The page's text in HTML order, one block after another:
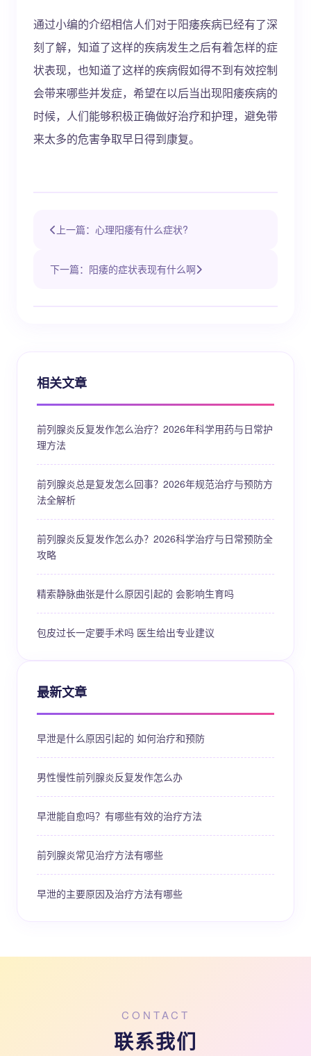
通过小编的介绍相信人们对于阳痿疾病已经有了深
刻了解，知道了这样的疾病发生之后有着怎样的症
状表现，也知道了这样的疾病假如得不到有效控制
会带来哪些并发症，希望在以后当出现阳痿疾病的
时候，人们能够积极正确做好治疗和护理，避免带
来太多的危害争取早日得到康复。
上一篇：心理阳痿有什么症状?
下一篇：阳痿的症状表现有什么啊
相关文章
前列腺炎反复发作怎么治疗？2026年科学用药与日常护
理方法
前列腺炎总是复发怎么回事？2026年规范治疗与预防方
法全解析
前列腺炎反复发作怎么办？2026科学治疗与日常预防全
攻略
精索静脉曲张是什么原因引起的 会影响生育吗
包皮过长一定要手术吗 医生给出专业建议
最新文章
早泄是什么原因引起的 如何治疗和预防
男性慢性前列腺炎反复发作怎么办
早泄能自愈吗？有哪些有效的治疗方法
前列腺炎常见治疗方法有哪些
早泄的主要原因及治疗方法有哪些
CONTACT
联系我们